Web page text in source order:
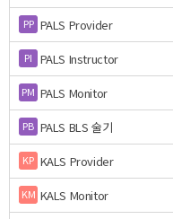
PP PALS Provider
PI PALS Instructor
PM PALS Monitor
PB PALS BLS 술기
KP KALS Provider
KM KALS Monitor